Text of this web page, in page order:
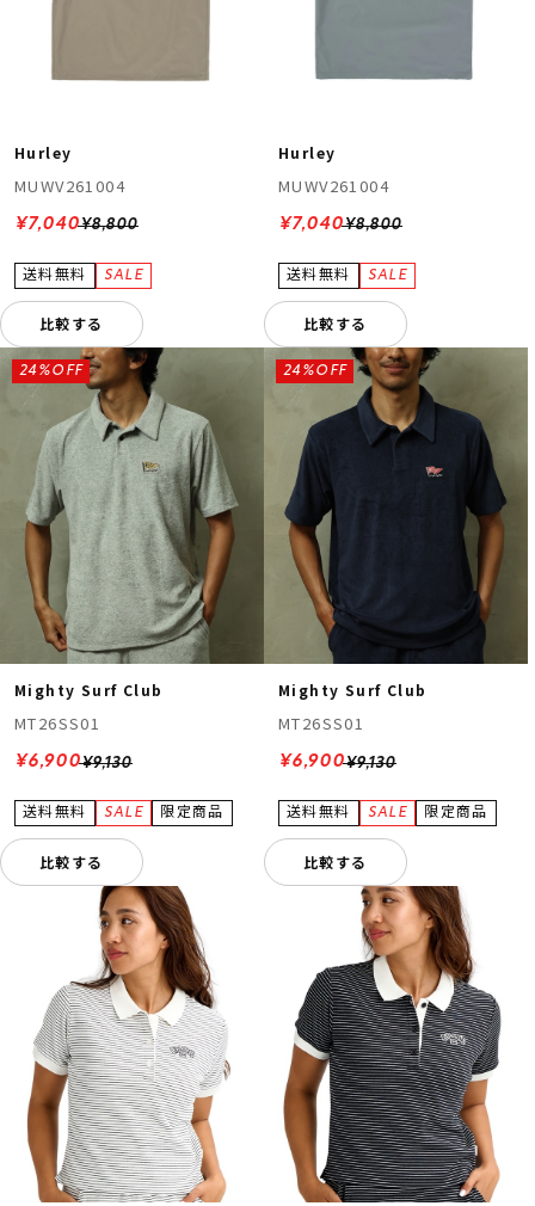
Hurley
MUWV261004
¥8,800
¥7,040
比較する
Hurley
MUWV261004
¥8,800
¥7,040
比較する
Mighty Surf Club
MT26SS01
¥9,130
24%OFF
¥6,900
比較する
Mighty Surf Club
MT26SS01
¥9,130
24%OFF
¥6,900
比較する